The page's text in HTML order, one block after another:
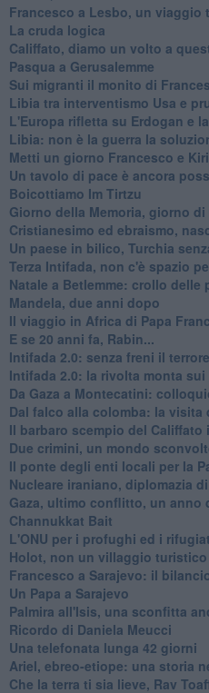
Francesco a Lesbo, un viaggio
La cruda logica
Califfato, diamo un volto a
Pasqua a Gerusalemme
Sui migranti il monito di
Libia tra interventismo Usa e
L'Europa rifletta su Erdogan e
Libia: non è la guerra la
Metti un giorno Francesco e
Un tavolo di pace è ancora
Boicottiamo Im Tirtzu
Giorno della Memoria, giorno
Cristianesimo ed ebraismo,
Un paese in bilico, Turchia
Terza Intifada, non c'è spazio
Natale a Betlemme: crollo delle
Mandela, due anni dopo
Il viaggio in Africa di Papa
E se 20 anni fa, Rabin...
Intifada 2.0: senza freni il
Intifada 2.0: la rivolta monta
Da Gaza a Montecatini:
Dal falco alla colomba: la visita
Il barbaro scempio del Califfato
Due crimini, un mondo
Il ponte degli enti locali per la
Nucleare iraniano, diplomazia
Gaza, ultimo conflitto, un anno
Channukkat Bait
L'ONU per i profughi ed i
Holot, non un villaggio turistico
Francesco a Sarajevo: il
Un Papa a Sarajevo
Palmira all'Isis, una sconfitta
Ricordo di Daniela Meucci
​Una telefonata lunga 42 giorni
​Ariel, ebreo-etiope: una storia
Che la terra ti sia lieve, Rav